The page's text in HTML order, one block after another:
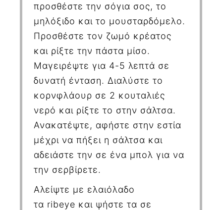
προσθέστε την σόγια σος, το
μηλόξιδο και το μουσταρδόμελο.
Προσθέστε τον ζωμό κρέατος
και ρίξτε την πάστα μίσο.
Μαγειρέψτε για 4-5 λεπτά σε
δυνατή ένταση. Διαλύστε το
κορνφλάουρ σε 2 κουταλιές
νερό και ρίξτε το στην σάλτσα.
Ανακατέψτε, αφήστε στην εστία
μέχρι να πήξει η σάλτσα και
αδειάστε την σε ένα μπολ για να
την σερβίρετε.
Αλείψτε με ελαιόλαδο
τα ribeye και ψήστε τα σε